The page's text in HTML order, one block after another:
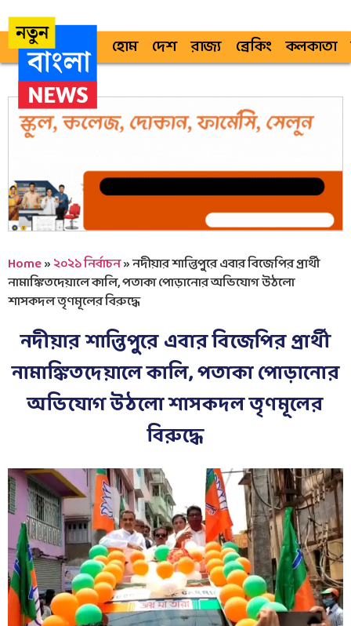
হোম দেশ রাজ্য ব্রেকিং কলকাতা
Home»২০২১ নির্বাচন»নদীয়ার শান্তিপুরে এবার বিজেপির প্রার্থী
নামাঙ্কিতদেয়ালে কালি, পতাকা পোড়ানোর অভিযোগ উঠলো
শাসকদল তৃণমূলের বিরুদ্ধে
নদীয়ার শান্তিপুরে এবার বিজেপির প্রার্থী
নামাঙ্কিতদেয়ালে কালি, পতাকা পোড়ানোর
অভিযোগ উঠলো শাসকদল তৃণমূলের
বিরুদ্ধে